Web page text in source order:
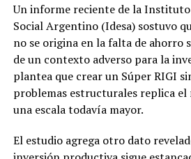
Un informe reciente de la
Social Argentino (Idesa) sostuvo
no se origina en la falta de ahorro
de un contexto adverso para la
plantea que crear un Súper RIGI
problemas estructurales replica el
una escala todavía mayor.
El estudio agrega otro dato